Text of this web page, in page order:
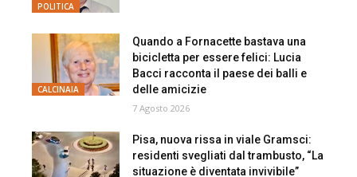
POLITICA
CALCINAIA
Quando a Fornacette bastava una
bicicletta per essere felici: Lucia
Bacci racconta il paese dei balli e
delle amicizie
7 Agosto 2026
Pisa, nuova rissa in viale Gramsci:
residenti svegliati dal trambusto, “La
situazione è diventata invivibile”